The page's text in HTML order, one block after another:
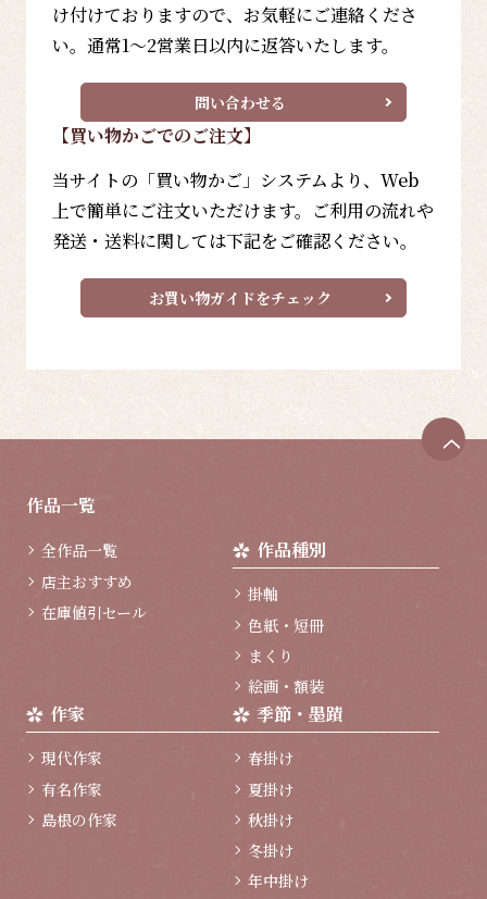
け付けておりますので、お気軽にご連絡くださ
い。通常1～2営業日以内に返答いたします。
問い合わせる
【買い物かごでのご注文】
当サイトの「買い物かご」システムより、Web
上で簡単にご注文いただけます。ご利用の流れや
発送・送料に関しては下記をご確認ください。
お買い物ガイドをチェック
作品一覧
全作品一覧
店主おすすめ
在庫値引セール
作品種別
掛軸
色紙・短冊
まくり
絵画・額装
作家
現代作家
有名作家
島根の作家
季節・墨蹟
春掛け
夏掛け
秋掛け
冬掛け
年中掛け
ペ